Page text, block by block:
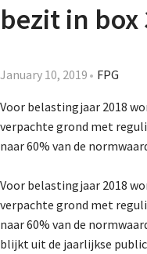
bezit in box
January 10, 2019 FPG
Voor belastingjaar 2018
verpachte grond met
naar 60% van de
Voor belastingjaar 2018
verpachte grond met
naar 60% van de
blijkt uit de jaarlijkse